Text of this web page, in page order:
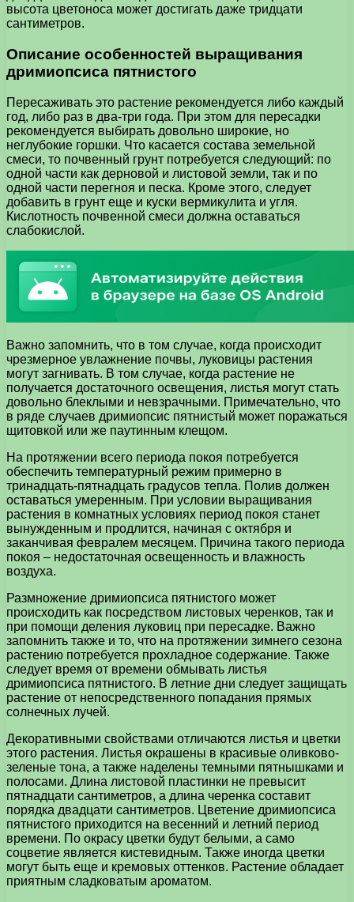
высота цветоноса может достигать даже тридцати
сантиметров.
Описание особенностей выращивания
дримиопсиса пятнистого
Пересаживать это растение рекомендуется либо каждый
год, либо раз в два-три года. При этом для пересадки
рекомендуется выбирать довольно широкие, но
неглубокие горшки. Что касается состава земельной
смеси, то почвенный грунт потребуется следующий: по
одной части как дерновой и листовой земли, так и по
одной части перегноя и песка. Кроме этого, следует
добавить в грунт еще и куски вермикулита и угля.
Кислотность почвенной смеси должна оставаться
слабокислой.
Важно запомнить, что в том случае, когда происходит
чрезмерное увлажнение почвы, луковицы растения
могут загнивать. В том случае, когда растение не
получается достаточного освещения, листья могут стать
довольно блеклыми и невзрачными. Примечательно, что
в ряде случаев дримиопсис пятнистый может поражаться
щитовкой или же паутинным клещом.
На протяжении всего периода покоя потребуется
обеспечить температурный режим примерно в
тринадцать-пятнадцать градусов тепла. Полив должен
оставаться умеренным. При условии выращивания
растения в комнатных условиях период покоя станет
вынужденным и продлится, начиная с октября и
заканчивая февралем месяцем. Причина такого периода
покоя – недостаточная освещенность и влажность
воздуха.
Размножение дримиопсиса пятнистого может
происходить как посредством листовых черенков, так и
при помощи деления луковиц при пересадке. Важно
запомнить также и то, что на протяжении зимнего сезона
растению потребуется прохладное содержание. Также
следует время от времени обмывать листья
дримиопсиса пятнистого. В летние дни следует защищать
растение от непосредственного попадания прямых
солнечных лучей.
Декоративными свойствами отличаются листья и цветки
этого растения. Листья окрашены в красивые оливково-
зеленые тона, а также наделены темными пятнышками и
полосами. Длина листовой пластинки не превысит
пятнадцати сантиметров, а длина черенка составит
порядка двадцати сантиметров. Цветение дримиопсиса
пятнистого приходится на весенний и летний период
времени. По окрасу цветки будут белыми, а само
соцветие является кистевидным. Также иногда цветки
могут быть еще и кремовых оттенков. Растение обладает
приятным сладковатым ароматом.